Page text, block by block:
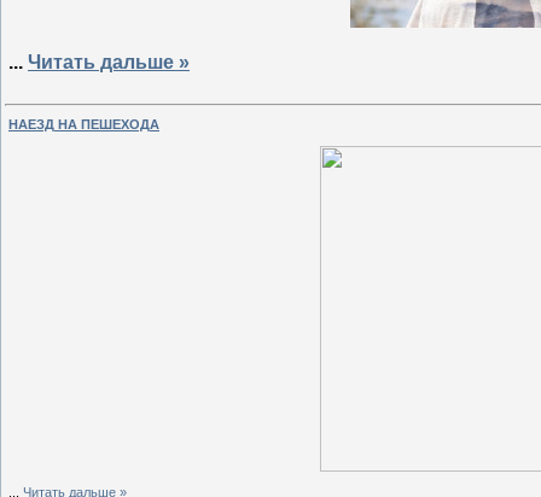
... Читать дальше »
НАЕЗД НА ПЕШЕХОДА
Читать дальше »